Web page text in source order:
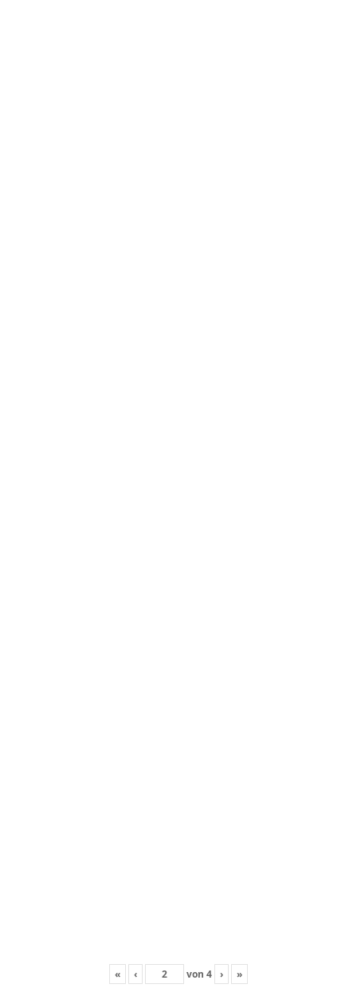
« ‹ von 4 › »